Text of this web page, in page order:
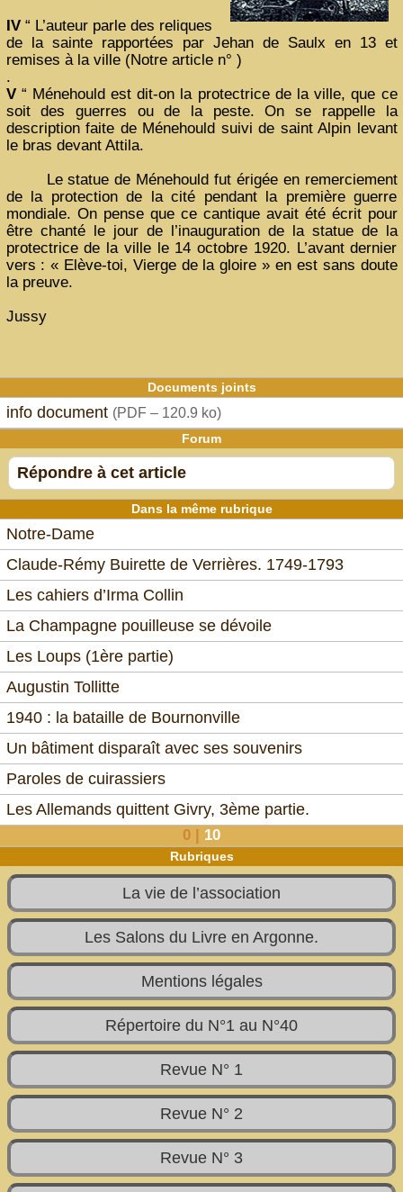
IV“ L’auteur parle des reliques
de la sainte rapportées par Jehan de Saulx en 13 et
remises à la ville (Notre article n° )
.
V“ Ménehould est dit-on la protectrice de la ville, que ce
soit des guerres ou de la peste. On se rappelle la
description faite de Ménehould suivi de saint Alpin levant
le bras devant Attila.
Le statue de Ménehould fut érigée en remerciement
de la protection de la cité pendant la première guerre
mondiale. On pense que ce cantique avait été écrit pour
être chanté le jour de l’inauguration de la statue de la
protectrice de la ville le 14 octobre 1920. L’avant dernier
vers : « Elève-toi, Vierge de la gloire » en est sans doute
la preuve.
Jussy
Documents joints
info document (PDF – 120.9 ko)
Forum
Répondre à cet article
Dans la même rubrique
Notre-Dame
Claude-Rémy Buirette de Verrières. 1749-1793
Les cahiers d’Irma Collin
La Champagne pouilleuse se dévoile
Les Loups (1ère partie)
Augustin Tollitte
1940 : la bataille de Bournonville
Un bâtiment disparaît avec ses souvenirs
Paroles de cuirassiers
Les Allemands quittent Givry, 3ème partie.
0 | 10
Rubriques
La vie de l’association
Les Salons du Livre en Argonne.
Mentions légales
Répertoire du N°1 au N°40
Revue N° 1
Revue N° 2
Revue N° 3